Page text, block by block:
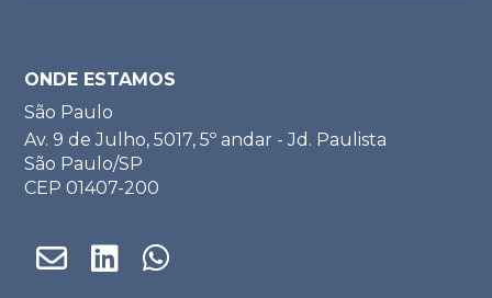
ONDE ESTAMOS
São Paulo
Av. 9 de Julho, 5017, 5º andar - Jd. Paulista
São Paulo/SP
CEP 01407-200